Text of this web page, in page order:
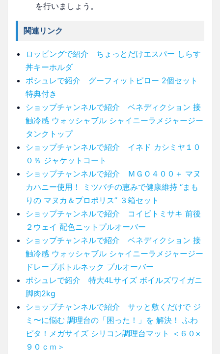
を行いましょう。
関連リンク
ロッピングで紹介 ちょっとだけエスパー しらす
丼キーホルダ
ポシュレで紹介 グーフィットピロー 2個セット
特典付き
ショップチャンネルで紹介 ベネディクション 接
触冷感 ウォッシャブル シャイニーラメジャージー
タンクトップ
ショップチャンネルで紹介 イネド カシミヤ１０
０％ ジャケットコート
ショップチャンネルで紹介 ＭＧＯ４００＋ マヌ
カハニー使用！ ミツバチの恵みで健康維持 “まも
りの マヌカ＆プロポリス” ３箱セット
ショップチャンネルで紹介 コイビトミサキ 前後
２ウェイ 配色ニットプルオーバー
ショップチャンネルで紹介 ベネディクション 接
触冷感 ウォッシャブル シャイニーラメジャージー
ドレープボトルネック プルオーバー
ポシュレで紹介 特大4Lサイズ ボイルズワイガニ
脚肉2kg
ショップチャンネルで紹介 サッと敷くだけで ジ
ミ〜に悩む 調理台の「困った！」を 解決！ ふわ
ピタ！メガサイズ シリコン調理台マット ＜６０×
９０ｃｍ＞